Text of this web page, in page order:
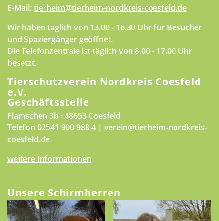
E-Mail:tierheim@tierheim-nordkreis-coesfeld.de
Wir haben täglich von 13.00 - 16.30 Uhr für Besucher
und Spaziergänger geöffnet.
Die Telefonzentrale ist täglich von 8.00 - 17.00 Uhr
besetzt.
Tierschutzverein Nordkreis Coesfeld
e.V.
Geschäftsstelle
Flamschen 3b · 48653 Coesfeld
Telefon 02541 900 988 4 | verein@tierheim-nordkreis-
coesfeld.de
weitere Informationen
Unsere Schirmherren